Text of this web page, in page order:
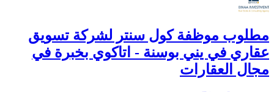
مطلوب موظفة كول سنتر لشركة تسويق
عقاري في يني بوسنة - اتاكوي بخبرة في
مجال العقارات